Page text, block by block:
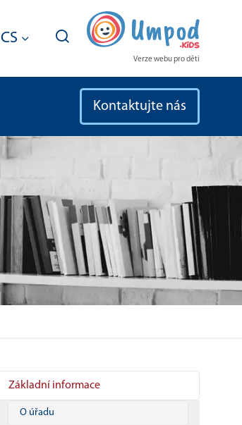
CS
Verze webu pro děti
Kontaktujte nás
Základní informace
O úřadu